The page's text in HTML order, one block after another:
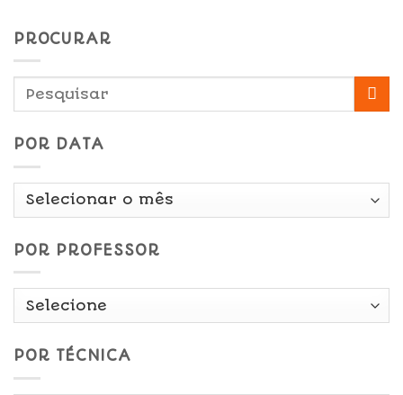
PROCURAR
POR DATA
Por
POR PROFESSOR
POR TÉCNICA